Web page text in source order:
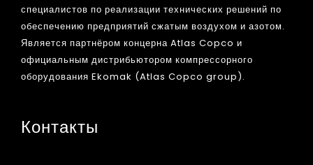
специалистов по реализации технических решений по
обеспечению предприятий сжатым воздухом и азотом.
Является партнёром концерна Atlas Copco и
официальным дистрибьютором компрессорного
оборудования Ekomak (Atlas Copco group).
Контакты